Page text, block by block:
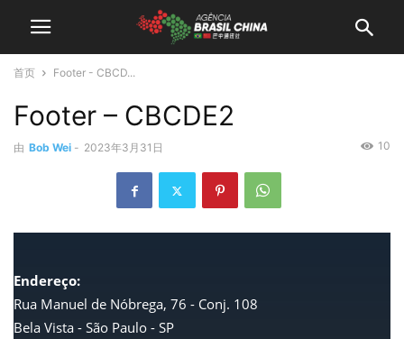
首页 Footer - CBCD...
Footer – CBCDE2
由 Bob Wei - 2023年3月31日 10
Endereço:
Rua Manuel de Nóbrega, 76 - Conj. 108
Bela Vista - São Paulo - SP